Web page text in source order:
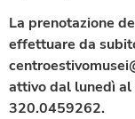
La prenotazione
effettuare da
attivo dal lunedì
320.0459262.